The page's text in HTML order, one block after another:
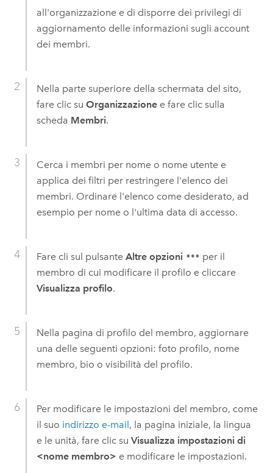
all'organizzazione e di disporre dei privilegi di
aggiornamento delle informazioni sugli account
dei membri.
Nella parte superiore della schermata del sito,
fare clic su Organizzazionee fare clic sulla
scheda Membri.
Cerca i membri per nome o nome utente e
applica dei filtri per restringere l'elenco dei
membri. Ordinare l'elenco come desiderato, ad
esempio per nome o l'ultima data di accesso.
Fare cli sul pulsante Altre opzioni
per il
membro di cui modificare il profilo e cliccare
Visualizza profilo.
Nella pagina di profilo del membro, aggiornare
una delle seguenti opzioni: foto profilo, nome
membro, bio o visibilità del profilo.
Per modificare le impostazioni del membro, come
il suo indirizzo e-mail, la pagina iniziale, la lingua
e le unità, fare clic su Visualizza impostazioni di
<nome membro> e modificare le impostazioni.